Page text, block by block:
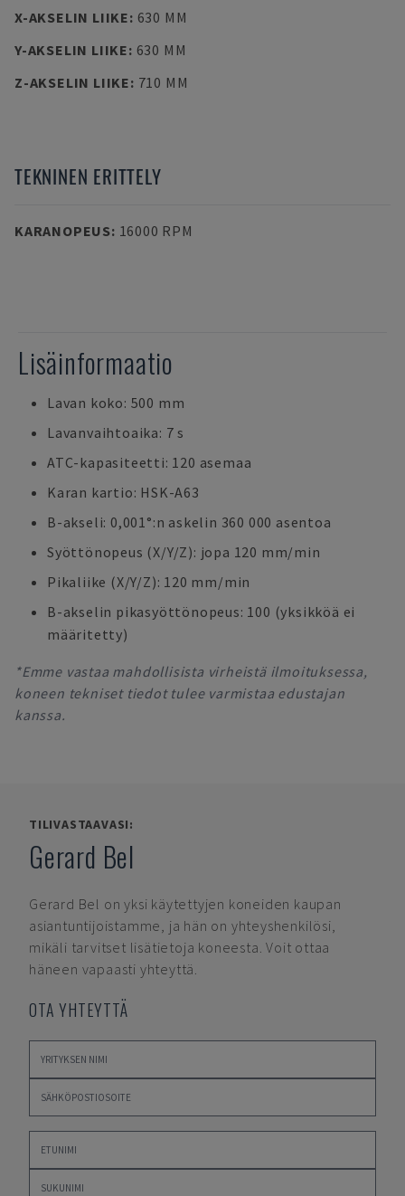
X-AKSELIN LIIKE: 630 MM
Y-AKSELIN LIIKE: 630 MM
Z-AKSELIN LIIKE: 710 MM
TEKNINEN ERITTELY
KARANOPEUS: 16000 RPM
Lisäinformaatio
Lavan koko: 500 mm
Lavanvaihtoaika: 7 s
ATC-kapasiteetti: 120 asemaa
Karan kartio: HSK-A63
B-akseli: 0,001°:n askelin 360 000 asentoa
Syöttönopeus (X/Y/Z): jopa 120 mm/min
Pikaliike (X/Y/Z): 120 mm/min
B-akselin pikasyöttönopeus: 100 (yksikköä ei
määritetty)
*Emme vastaa mahdollisista virheistä ilmoituksessa,
koneen tekniset tiedot tulee varmistaa edustajan
kanssa.
TILIVASTAAVASI:
Gerard Bel
Gerard Bel on yksi käytettyjen koneiden kaupan
asiantuntijoistamme, ja hän on yhteyshenkilösi,
mikäli tarvitset lisätietoja koneesta. Voit ottaa
häneen vapaasti yhteyttä.
OTA YHTEYTTÄ